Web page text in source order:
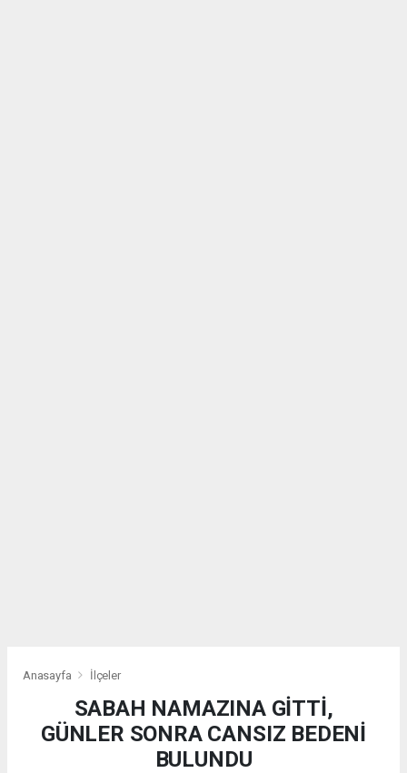
Anasayfa İlçeler
SABAH NAMAZINA GİTTİ,
GÜNLER SONRA CANSIZ BEDENİ
BULUNDU